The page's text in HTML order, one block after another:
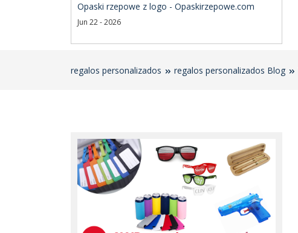
Opaski rzepowe z logo - Opaskirzepowe.com
Jun 22 - 2026
regalos personalizados regalos personalizados Blog